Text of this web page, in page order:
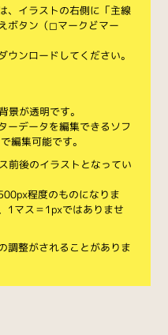
、イラストの右側に「主線
ボタン（◻︎マークと◼︎マー
ンロードしてください。
景が透明です。
ーデータを編集できるソフ
編集可能です。
前後のイラストとなってい
程度のものになりま
1マス＝1pxではありませ
調整がされることがありま